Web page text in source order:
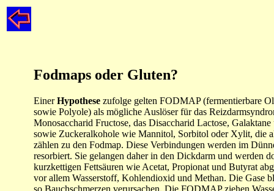
Fodmaps oder Gluten?
EinerHypothese zufolge gelten FODMAP (fermentierbare
sowie Polyole) als mögliche Auslöser für das
Monosaccharid Fructose, das Disaccharid Lactose,
sowie Zuckeralkohole wie Mannitol, Sorbitol oder Xylit, die
zählen zu den Fodmap. Diese Verbindungen werden im
resorbiert. Sie gelangen daher in den Dickdarm und werden
kurzkettigen Fettsäuren wie Acetat, Propionat und Butyrat
vor allem Wasserstoff, Kohlendioxid und Methan. Die Gase
so Bauchschmerzen verursachen. Die FODMAP ziehen